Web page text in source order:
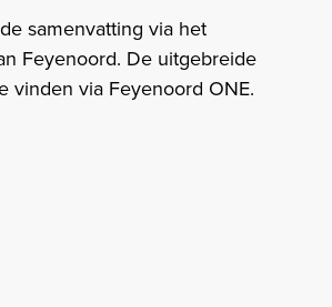
samenvatting via het
Feyenoord. De uitgebreide
vinden via Feyenoord ONE.